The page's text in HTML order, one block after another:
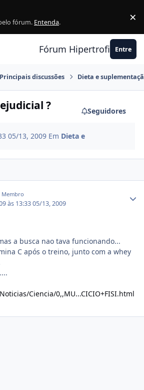
fórum. Entenda. ×
Fórum Hipertrofia.org
Entre
Principais discussões Dieta e
?
Seguidores
05/13, 2009 Em Dieta e
Membro
às 13:3305/13, 2009
a busca nao tava funcionando...
C após o treino, junto com a whey
Ciencia/0,,MU...CICIO+FISI.html